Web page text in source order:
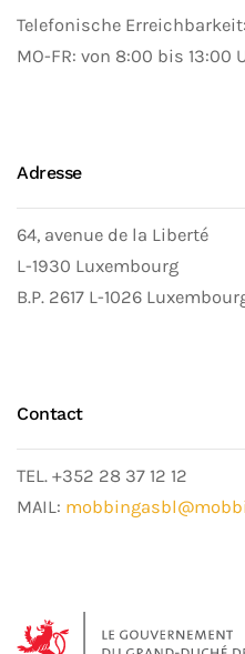
Telefonische Erreichbarkeit:
MO-FR: von 8:00 bis 13:00
Adresse
64, avenue de la Liberté
L-1930 Luxembourg
B.P. 2617 L-1026
Contact
TEL. +352 28 37 12 12
MAIL: